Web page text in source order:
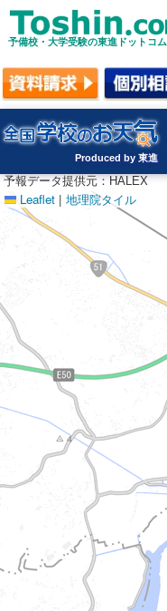
予備校・大学受験の東進ドットコム
Produced by 東進
Leaflet | 地理院タイル
予報データ提供元：HALEX